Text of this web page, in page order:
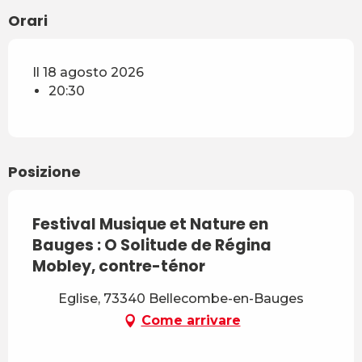
Orari
Il 18 agosto 2026
20:30
Posizione
Festival Musique et Nature en
Bauges : O Solitude de Régina
Mobley, contre-ténor
Eglise, 73340 Bellecombe-en-Bauges
Come arrivare